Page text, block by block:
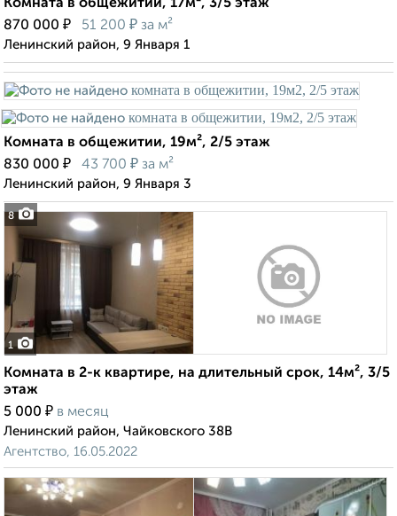
Комната в общежитии, 17м², 3/5 этаж
870 000 ₽ 51 200 ₽ за м²
Ленинский район, 9 Января 1
8
Комната в общежитии, 19м², 2/5 этаж
830 000 ₽ 43 700 ₽ за м²
Ленинский район, 9 Января 3
1
Комната в 2-к квартире, на длительный срок, 14м², 3/5
этаж
5 000 ₽ в месяц
Ленинский район, Чайковского 38В
Агентство, 16.05.2022